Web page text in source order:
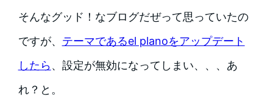
そんなグッド！なブログだぜって思っていたの
ですが、 テーマであるel planoをアップデート
したら、設定が無効になってしまい、、、あ
れ？と。